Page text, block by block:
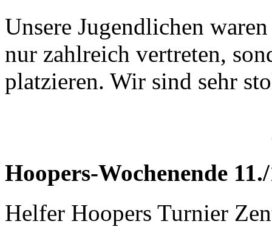
Unsere Jugendlichen
nur zahlreich vertreten,
platzieren. Wir sind sehr
Hoopers-Wochenende
Helfer Hoopers Turnier